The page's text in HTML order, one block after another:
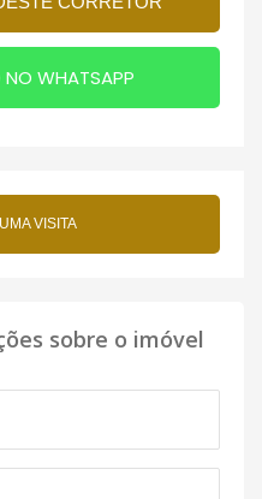
NO WHATSAPP
VISITA
sobre o imóvel